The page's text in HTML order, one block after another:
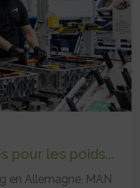
pour les poids...
en Allemagne, MAN